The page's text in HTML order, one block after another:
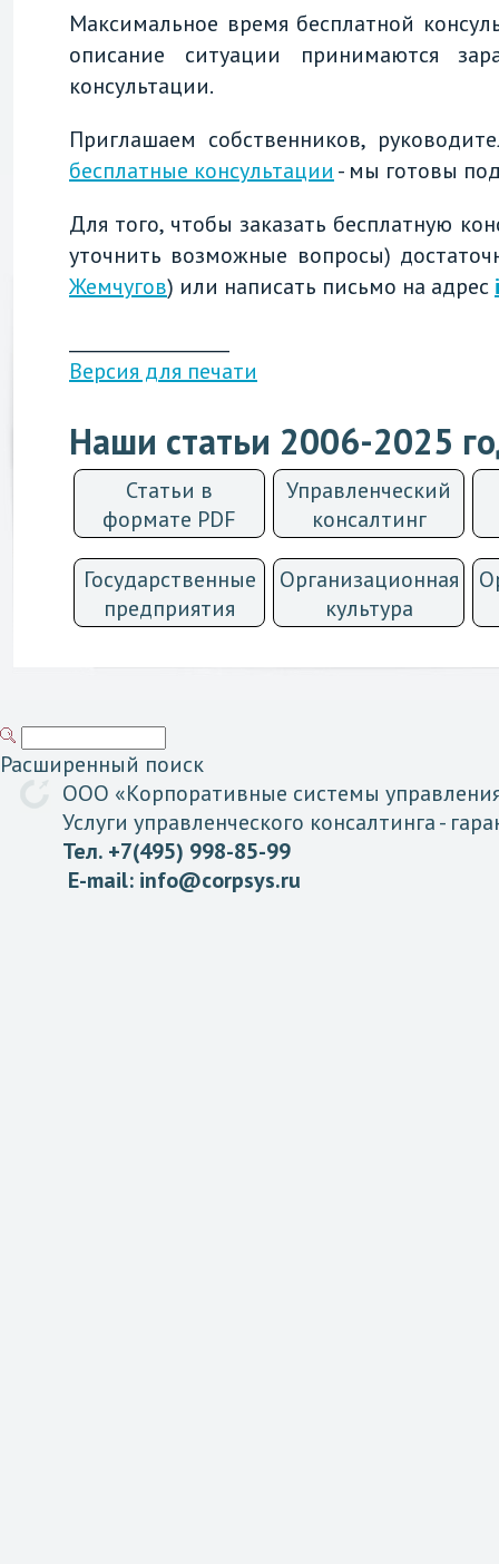
Максимальное время бесплатной
описание ситуации принимаются
консультации.
Приглашаем собственников,
бесплатные консультации - мы готовы
Для того, чтобы заказать бесплатную
уточнить возможные вопросы)
Жемчугов) или написать письмо на адрес
Версия для печати
Наши статьи 2006-2025
Статьи в
формате PDF
Управленческий
консалтинг
Государственные
предприятия
Организационная
культурa
Расширенный поиск
ООО «Корпоративные системы
Услуги управленческого консалтинга-
Тел. +7(495) 998-85-99
E-mail: info@corpsys.ru